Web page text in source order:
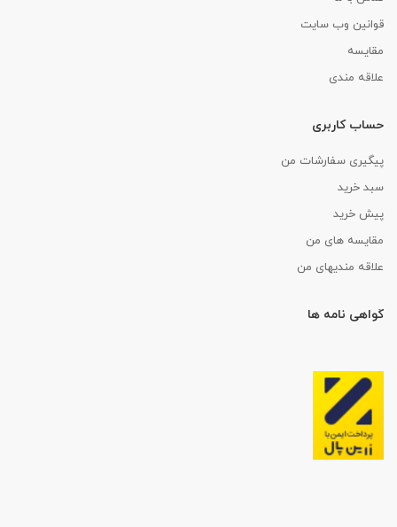
قوانین وب سایت
مقایسه
علاقه مندی
حساب کاربری
پیگیری سفارشات من
سبد خرید
پیش خرید
مقایسه های من
علاقه مندیهای من
گواهی نامه ها